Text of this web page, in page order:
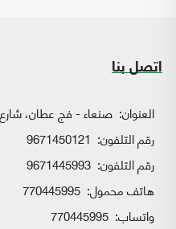
اتصل بنا
العنوان: صنعاء - فج عطان،
رقم التلفون: 9671450121
رقم التلفون: 9671445993
هاتف محمول: 770445995
واتساب: